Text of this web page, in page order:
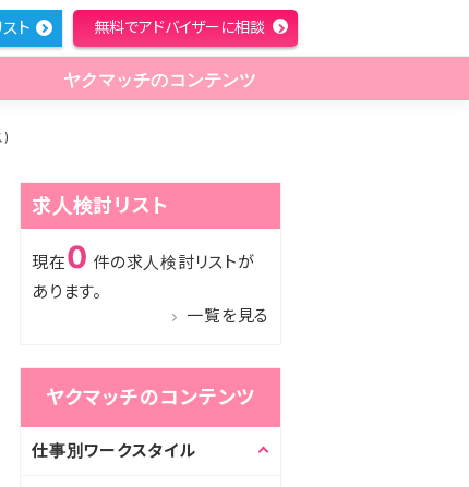
ヤクマッチのコンテンツ
ト 無料でアドバイザーに相談
)
求人検討リスト
現在0 件の求人検討リストが
あります。
一覧を見る
ヤクマッチのコンテンツ
仕事別ワークスタイル